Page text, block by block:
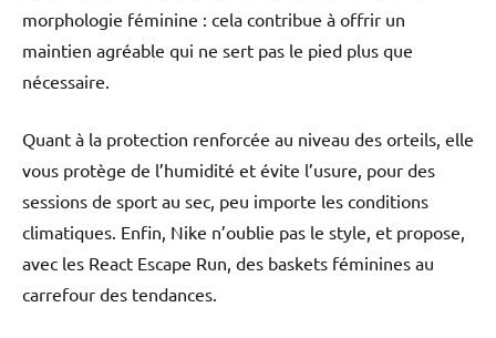
morphologie féminine : cela contribue à offrir un
maintien agréable qui ne sert pas le pied plus que
nécessaire.
Quant à la protection renforcée au niveau des orteils, elle
vous protège de l’humidité et évite l’usure, pour des
sessions de sport au sec, peu importe les conditions
climatiques. Enfin, Nike n’oublie pas le style, et propose,
avec les React Escape Run, des baskets féminines au
carrefour des tendances.